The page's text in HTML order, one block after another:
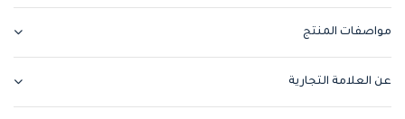
مواصفات المنتج
عن العلامة التجارية